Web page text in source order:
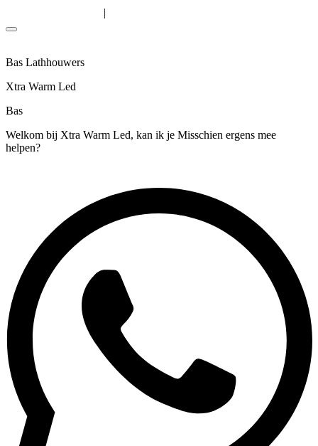
|
Bas Lathhouwers
Xtra Warm Led
Bas
Welkom bij Xtra Warm Led, kan ik je Misschien ergens mee
helpen?